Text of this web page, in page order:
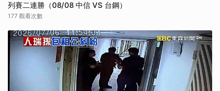
列賽二連勝（08/08 中信 VS 台鋼）
177 觀看次數